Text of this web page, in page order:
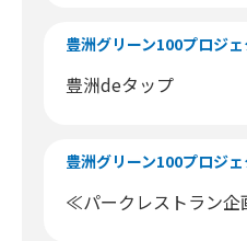
豊洲グリーン100プロジ
豊洲deタップ
豊洲グリーン100プロジ
≪パークレストラン